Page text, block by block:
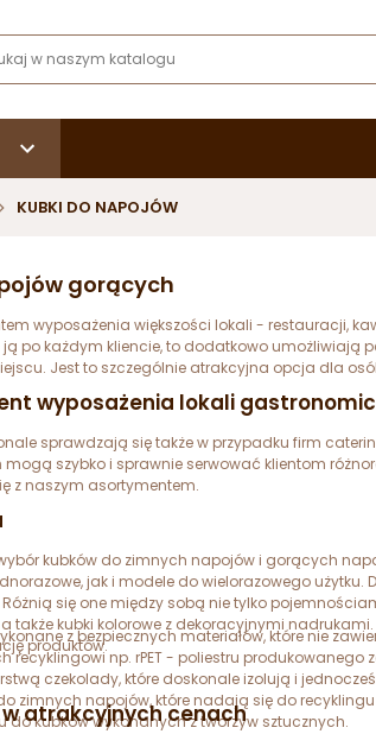
KUBKI DO NAPOJÓW
gorących
wyposażenia większości lokali - restauracji,
po każdym kliencie, to dodatkowo
Jest to szczególnie atrakcyjna opcja dla
wyposażenia lokali
sprawdzają się także w przypadku firm
szybko i sprawnie serwować klientom
z naszym asortymentem.
kubków do zimnych napojów i gorących
jak i modele do wielorazowego
się one między sobą nie tylko
kubki kolorowe z dekoracyjnymi
produktów.z bezpiecznych materiałów, które nie
np. rPET - poliestru
czekolady, które doskonale izolują i
zimnych napojów, które nadają się do
do kubków wykonanych z tworzyw sztucznych.
w atrakcyjnych cenach